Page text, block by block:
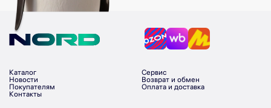
Каталог
Новости
Покупателям
Контакты
Сервис
Возврат и обмен
Оплата и доставка